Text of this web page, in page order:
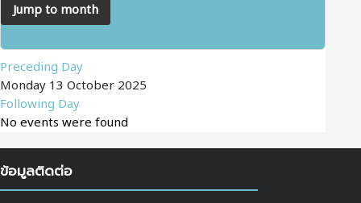
Jump to month
Preceding Day
Monday 13 October 2025
Following Day
No events were found
ข้อมูลติดต่อ